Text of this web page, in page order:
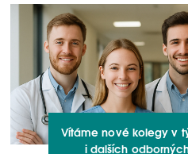
Vítáme nové kolegy v
i dalších